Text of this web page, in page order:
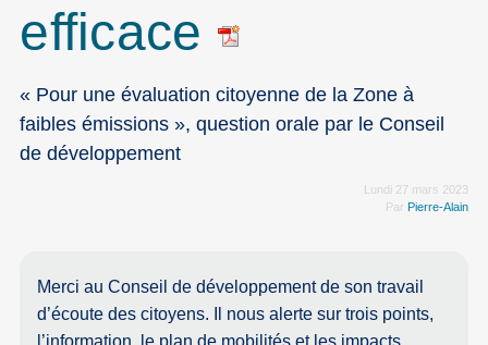
efficace
« Pour une évaluation citoyenne de la Zone à
faibles émissions », question orale par le Conseil
de développement
Lundi 27 mars 2023
Par Pierre-Alain
Merci au Conseil de développement de son travail
d’écoute des citoyens. Il nous alerte sur trois points,